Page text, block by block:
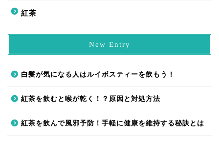
紅茶
New Entry
白髪が気になる人はルイボスティーを飲もう！
紅茶を飲むと喉が乾く！？原因と対処方法
紅茶を飲んで風邪予防！手軽に健康を維持する秘訣とは